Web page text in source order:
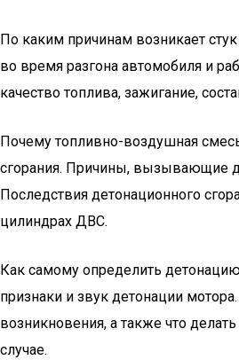
По каким причинам возникает
во время разгона автомобиля и
качество топлива, зажигание,
Почему топливно-воздушная
сгорания. Причины, вызывающие
Последствия детонационного
цилиндрах ДВС.
Как самому определить
признаки и звук детонации
возникновения, а также что
случае.